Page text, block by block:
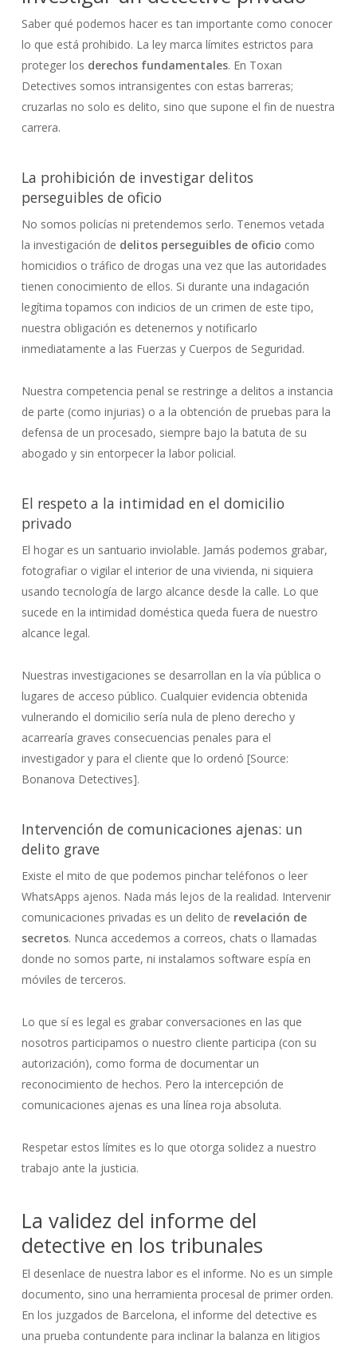
Saber qué podemos hacer es tan importante como conocer
lo que está prohibido. La ley marca límites estrictos para
proteger los derechos fundamentales. En Toxan
Detectives somos intransigentes con estas barreras;
cruzarlas no solo es delito, sino que supone el fin de nuestra
carrera.
La prohibición de investigar delitos
perseguibles de oficio
No somos policías ni pretendemos serlo. Tenemos vetada
la investigación de delitos perseguibles de oficio como
homicidios o tráfico de drogas una vez que las autoridades
tienen conocimiento de ellos. Si durante una indagación
legítima topamos con indicios de un crimen de este tipo,
nuestra obligación es detenernos y notificarlo
inmediatamente a las Fuerzas y Cuerpos de Seguridad.
Nuestra competencia penal se restringe a delitos a instancia
de parte (como injurias) o a la obtención de pruebas para la
defensa de un procesado, siempre bajo la batuta de su
abogado y sin entorpecer la labor policial.
El respeto a la intimidad en el domicilio
privado
El hogar es un santuario inviolable. Jamás podemos grabar,
fotografiar o vigilar el interior de una vivienda, ni siquiera
usando tecnología de largo alcance desde la calle. Lo que
sucede en la intimidad doméstica queda fuera de nuestro
alcance legal.
Nuestras investigaciones se desarrollan en la vía pública o
lugares de acceso público. Cualquier evidencia obtenida
vulnerando el domicilio sería nula de pleno derecho y
acarrearía graves consecuencias penales para el
investigador y para el cliente que lo ordenó [Source:
Bonanova Detectives].
Intervención de comunicaciones ajenas: un
delito grave
Existe el mito de que podemos pinchar teléfonos o leer
WhatsApps ajenos. Nada más lejos de la realidad. Intervenir
comunicaciones privadas es un delito de revelación de
secretos. Nunca accedemos a correos, chats o llamadas
donde no somos parte, ni instalamos software espía en
móviles de terceros.
Lo que sí es legal es grabar conversaciones en las que
nosotros participamos o nuestro cliente participa (con su
autorización), como forma de documentar un
reconocimiento de hechos. Pero la intercepción de
comunicaciones ajenas es una línea roja absoluta.
Respetar estos límites es lo que otorga solidez a nuestro
trabajo ante la justicia.
La validez del informe del
detective en los tribunales
El desenlace de nuestra labor es el informe. No es un simple
documento, sino una herramienta procesal de primer orden.
En los juzgados de Barcelona, el informe del detective es
una prueba contundente para inclinar la balanza en litigios